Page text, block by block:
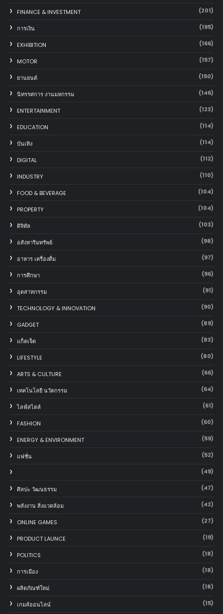
FINANCE & INVESTMENT (201)
การเงิน (195)
EXHIBITION (166)
MOTOR (157)
‎ยานยนต์‎ (150)
นิทรรศการ งานมหกรรม (146)
ENTERTAINMENT (123)
EDUCATION (114)
บันเทิง (114)
DIGITAL (112)
INDUSTRY (110)
FOOD & BEVERAGE (104)
PROPERTY (104)
ดิจิทัล (103)
อสังหาริมทรัพย์ (98)
อาหาร เครื่องดื่ม (97)
การศึกษา (96)
อุตสาหกรรม (91)
TECHNOLOGY & INNOVATION (90)
GADGET (89)
แก็ตเจ็ต (83)
LIFESTYLE (80)
ARTS & CULTURE (66)
เทคโนโลยี นวัตกรรม (64)
ไลฟ์สไตล์ (61)
FASHION (60)
ENERGY & ENVIRONMENT (59)
แฟชั่น (52)
(49)
ศิลปะ วัฒนธรรม (47)
พลังงาน สิ่งแวดล้อม (42)
ONLINE GAMES (27)
PRODUCT LAUNCE (19)
POLITICS (18)
การเมือง (18)
ผลิตภัณฑ์ใหม่ (18)
เกมส์ออนไลน์ (15)